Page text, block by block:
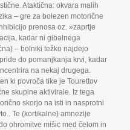
Ataktična: okvara malih
– gre za bolezen motorične
prenosa oz. »zaprtje
, kadar ni gibalnega
– bolniki težko najdejo
do pomanjkanja krvi, kadar
na nekaj drugega.
ki povroča tike je Tourettov
skupine aktivirale. Iz tega
skorjo na isti in nasprotni
Te (kortikalne) amnezije
ohromitve mišic med čelom in